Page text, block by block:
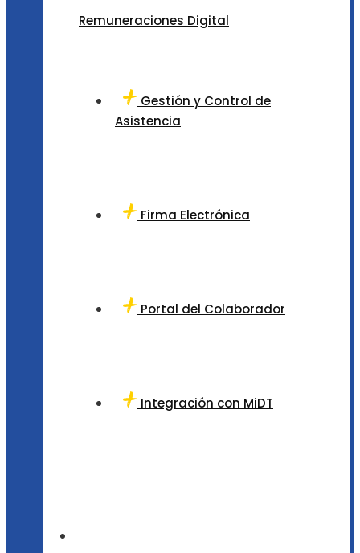
Remuneraciones Digital
Gestión y Control de
Asistencia
Firma Electrónica
Portal del Colaborador
Integración con MiDT